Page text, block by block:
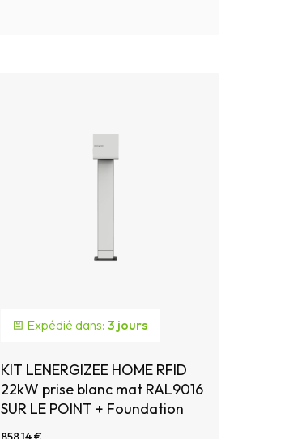
Expédié dans: 3 jours
KIT LENERGIZEE HOME RFID
22kW prise blanc mat RAL9016
SUR LE POINT + Foundation